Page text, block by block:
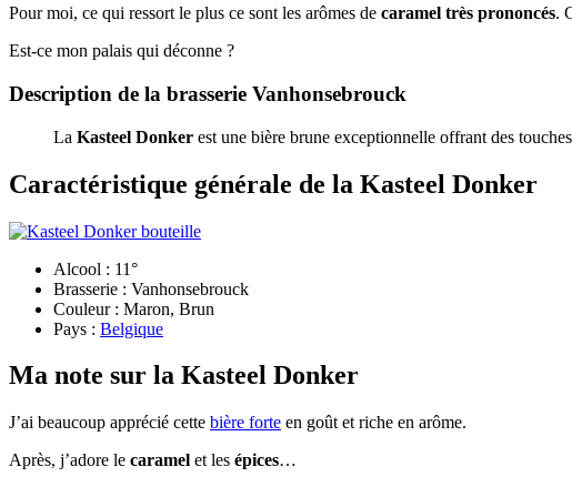
Pour moi, ce qui ressort le plus ce sont les arômes de caramel très prononcés.
Est-ce mon palais qui déconne ?
Description de la brasserie Vanhonsebrouck
La Kasteel Donker est une bière brune exceptionnelle offrant des
Caractéristique générale de la Kasteel Donker
Alcool : 11°
Brasserie : Vanhonsebrouck
Couleur : Maron, Brun
Pays : Belgique
Ma note sur la Kasteel Donker
J’ai beaucoup apprécié cette bière forte en goût et riche en arôme.
Après, j’adore le caramel et les épices…